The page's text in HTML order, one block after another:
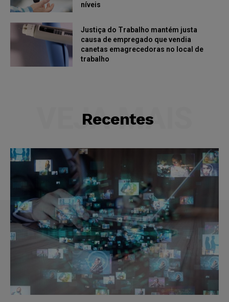
níveis
Justiça do Trabalho mantém justa
causa de empregado que vendia
canetas emagrecedoras no local de
trabalho
Recentes
VEJA MAIS